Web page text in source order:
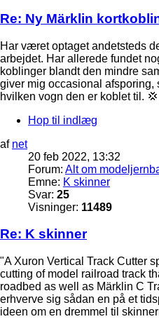
Re: Ny Märklin
Har været optaget andetsteds
arbejdet. Har allerede fundet
koblinger blandt den mindre
giver mig occasional
hvilken vogn den er koblet til.
Hop til indlæg
af net
20 feb 2022, 13:32
Forum: Alt om
Emne: K skinner
Svar: 25
Visninger: 11489
Re: K skinner
"A Xuron Vertical Track Cutter
cutting of model railroad track
roadbed as well as Märklin C
erhverve sig sådan en på et
ideen om en dremmel til